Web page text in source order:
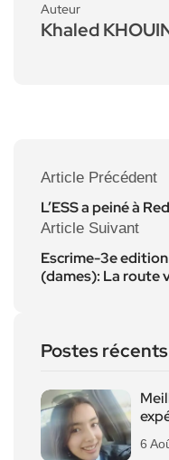
Auteur
Khaled
Article Précédent
L’ESS a peiné à
Article Suivant
Escrime-3e
(dames): La route
Postes récents
6